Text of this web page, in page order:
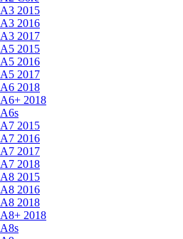
A3 2015
A3 2016
A3 2017
A5 2015
A5 2016
A5 2017
A6 2018
A6+ 2018
A6s
A7 2015
A7 2016
A7 2017
A7 2018
A8 2015
A8 2016
A8 2018
A8+ 2018
A8s